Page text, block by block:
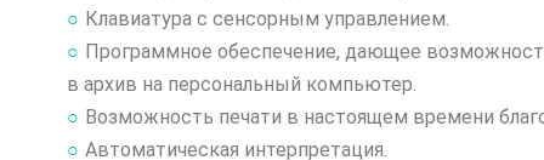
Клавиатура с сенсорным управлением.
Программное обеспечение, дающее
в архив на персональный компьютер.
Возможность печати в настоящем времени
Автоматическая интерпретация.